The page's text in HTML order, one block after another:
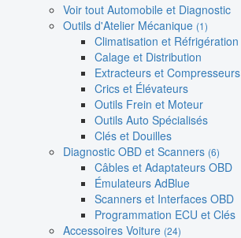
Voir tout Automobile et Diagnostic
Outils d'Atelier Mécanique (1)
Climatisation et Réfrigération
Calage et Distribution
Extracteurs et Compresseurs
Crics et Élévateurs
Outils Frein et Moteur
Outils Auto Spécialisés
Clés et Douilles
Diagnostic OBD et Scanners (6)
Câbles et Adaptateurs OBD
Émulateurs AdBlue
Scanners et Interfaces OBD
Programmation ECU et Clés
Accessoires Voiture (24)